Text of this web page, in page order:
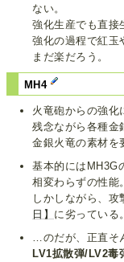
ない。
強化生産でも直接
強化の過程で紅玉
まだ楽だろう。
MH4
火竜砲からの強化
残念ながら各種金
金銀火竜の素材を
基本的にはMH3G
相変わらずの性能。
しかしながら、攻
日】 に劣っている。
…のだが、正直そ
LV1拡散弾/LV2毒